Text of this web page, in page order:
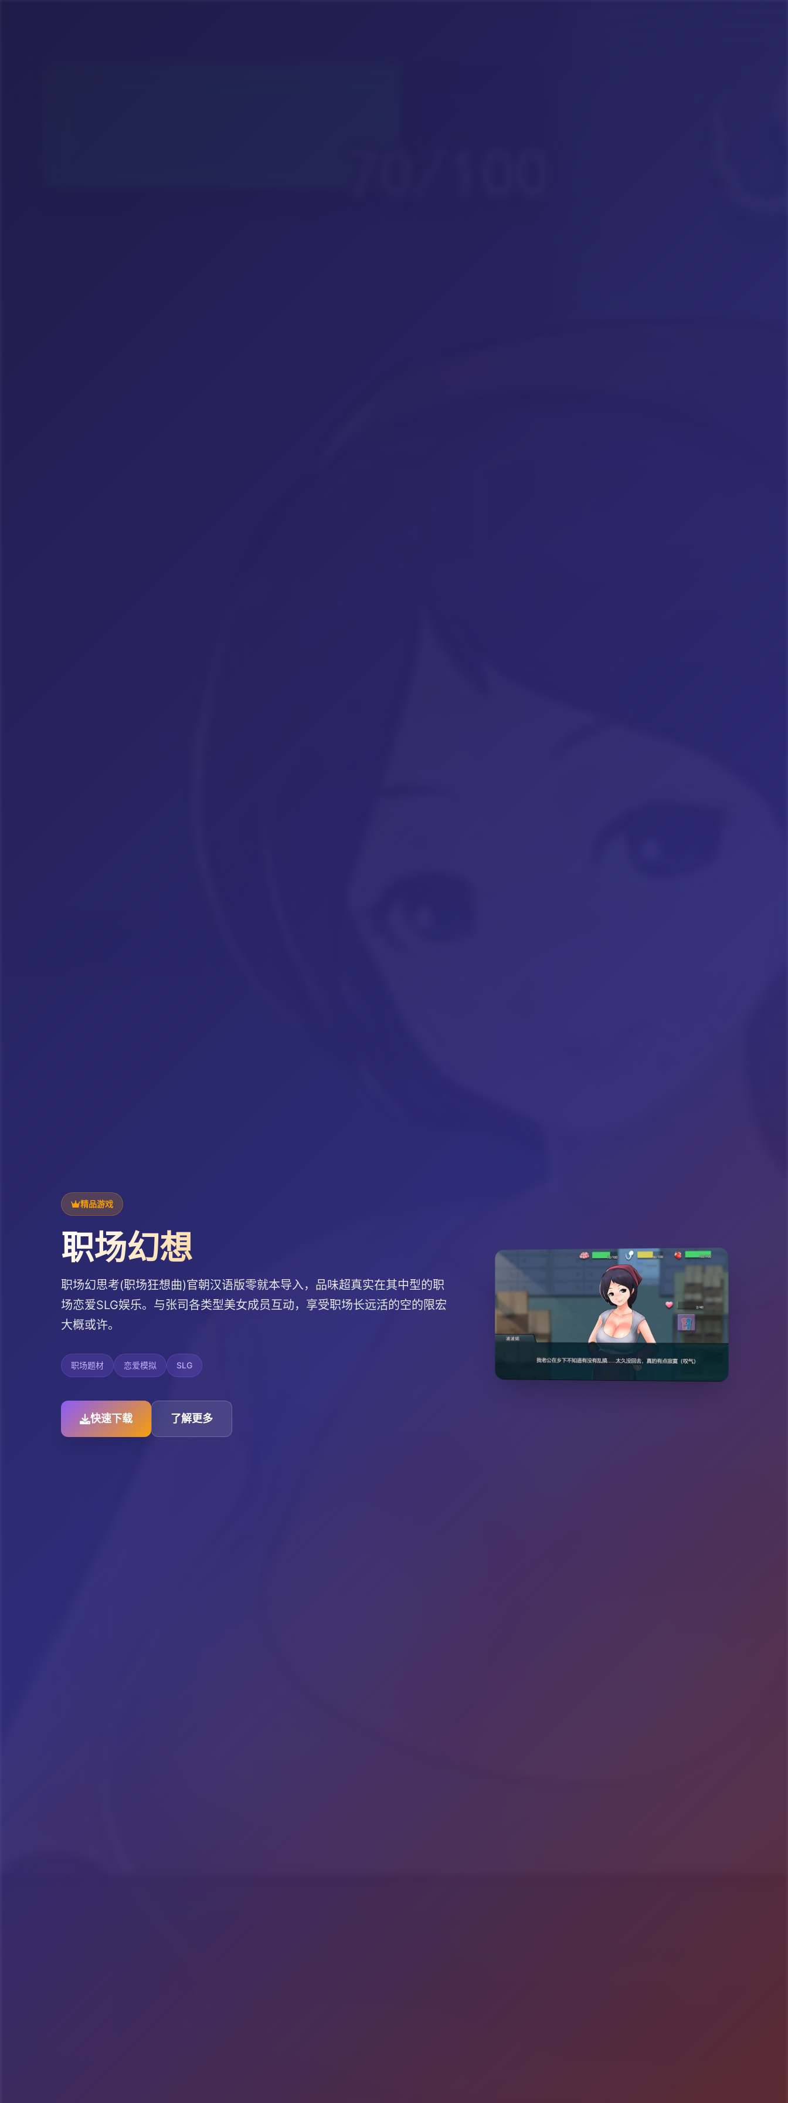
精品游戏
职场幻想
职场幻思考(职场狂想曲)官朝汉语版零就本导入，品味超真实在其中型的职
场恋爱SLG娱乐。与张司各类型美女成员互动，享受职场长远活的空的限宏
大概或许。
职场题材 恋爱模拟 SLG
快速下载 了解更多